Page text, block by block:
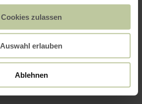
Cookies zulassen
Auswahl erlauben
Ablehnen